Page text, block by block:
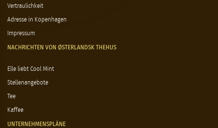
Vertraulichkeit
Adresse in Kopenhagen
Impressum
NACHRICHTEN VON ØSTERLANDSK THEHUS
Elle liebt Cool Mint
Stellenangebote
Tee
Kaffee
UNTERNEHMENSPLÄNE